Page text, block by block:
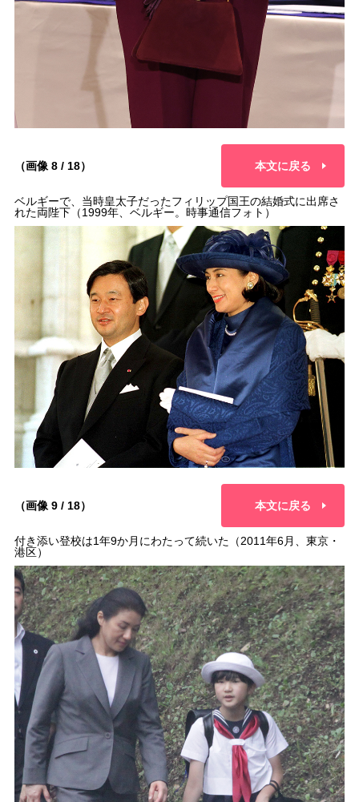
（画像 8 / 18） 本文に戻る
ベルギーで、当時皇太子だったフィリップ国王の結婚式に出席さ
れた両陛下（1999年、ベルギー。時事通信フォト）
（画像 9 / 18） 本文に戻る
付き添い登校は1年9か月にわたって続いた（2011年6月、東京・
港区）